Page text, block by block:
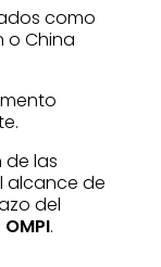
como
o China
de las
alcance de
del
OMPI.